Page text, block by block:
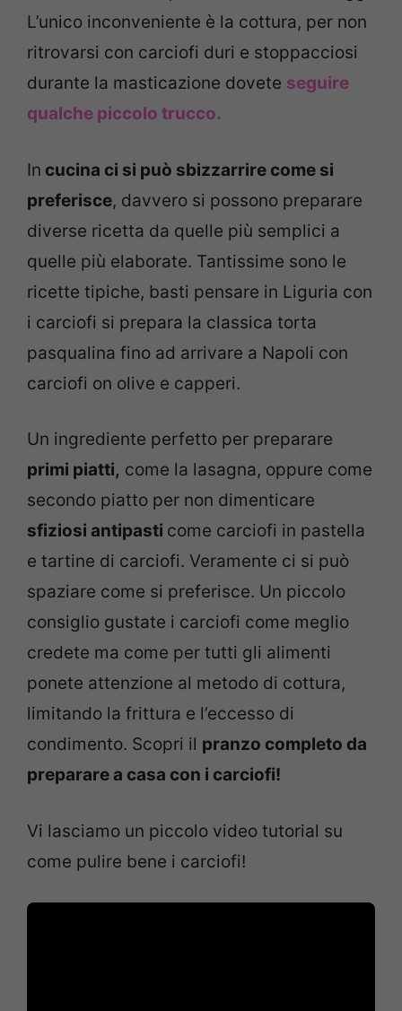
L’unico inconveniente è la cottura, per non
ritrovarsi con carciofi duri e stoppacciosi
durante la masticazione dovete seguire
qualche piccolo trucco.
In cucina ci si può sbizzarrire come si
preferisce, davvero si possono preparare
diverse ricetta da quelle più semplici a
quelle più elaborate. Tantissime sono le
ricette tipiche, basti pensare in Liguria con
i carciofi si prepara la classica torta
pasqualina fino ad arrivare a Napoli con
carciofi on olive e capperi.
Un ingrediente perfetto per preparare
primi piatti, come la lasagna, oppure come
secondo piatto per non dimenticare
sfiziosi antipasti come carciofi in pastella
e tartine di carciofi. Veramente ci si può
spaziare come si preferisce. Un piccolo
consiglio gustate i carciofi come meglio
credete ma come per tutti gli alimenti
ponete attenzione al metodo di cottura,
limitando la frittura e l’eccesso di
condimento. Scopri il pranzo completo da
preparare a casa con i carciofi!
Vi lasciamo un piccolo video tutorial su
come pulire bene i carciofi!